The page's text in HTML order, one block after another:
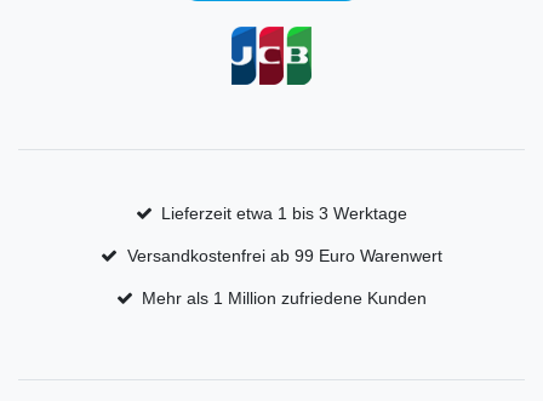
Lieferzeit etwa 1 bis 3 Werktage
Versandkostenfrei ab 99 Euro Warenwert
Mehr als 1 Million zufriedene Kunden